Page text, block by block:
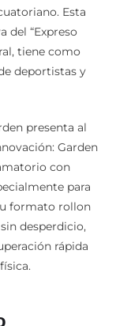
Esta
del “Expreso
tiene como
deportistas y
presenta al
Garden
con
para
formato rollon
desperdicio,
rápida